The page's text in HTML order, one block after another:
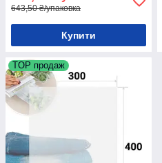
643,50 ₴/упаковка
Купити
TOP продаж